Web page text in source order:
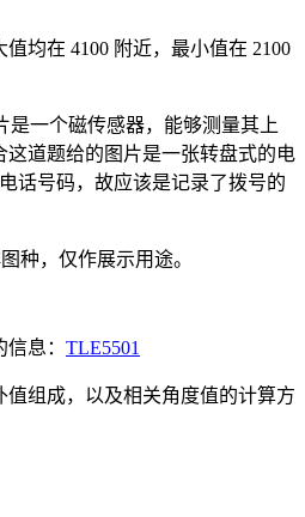
均在 4100 附近，最小值在 2100
是一个磁传感器，能够测量其上
这道题给的图片是一张转盘式的电
话号码，故应该是记录了拨号的
种，仅作展示用途。
息： TLE5501
值组成，以及相关角度值的计算方